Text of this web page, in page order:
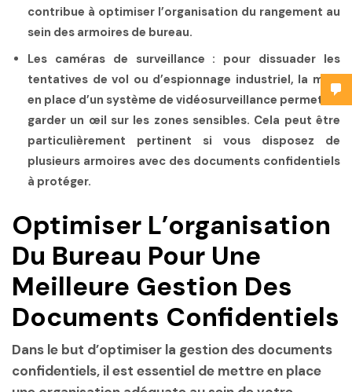
contribue à optimiser l’organisation du rangement au
sein des armoires de bureau.
Les caméras de surveillance : pour dissuader les
tentatives de vol ou d’espionnage industriel, la mise
en place d’un système de vidéosurveillance permet de
garder un œil sur les zones sensibles. Cela peut être
particulièrement pertinent si vous disposez de
plusieurs armoires avec des documents confidentiels
à protéger.
Optimiser L’organisation
Du Bureau Pour Une
Meilleure Gestion Des
Documents Confidentiels
Dans le but d’optimiser la gestion des documents
confidentiels, il est essentiel de mettre en place